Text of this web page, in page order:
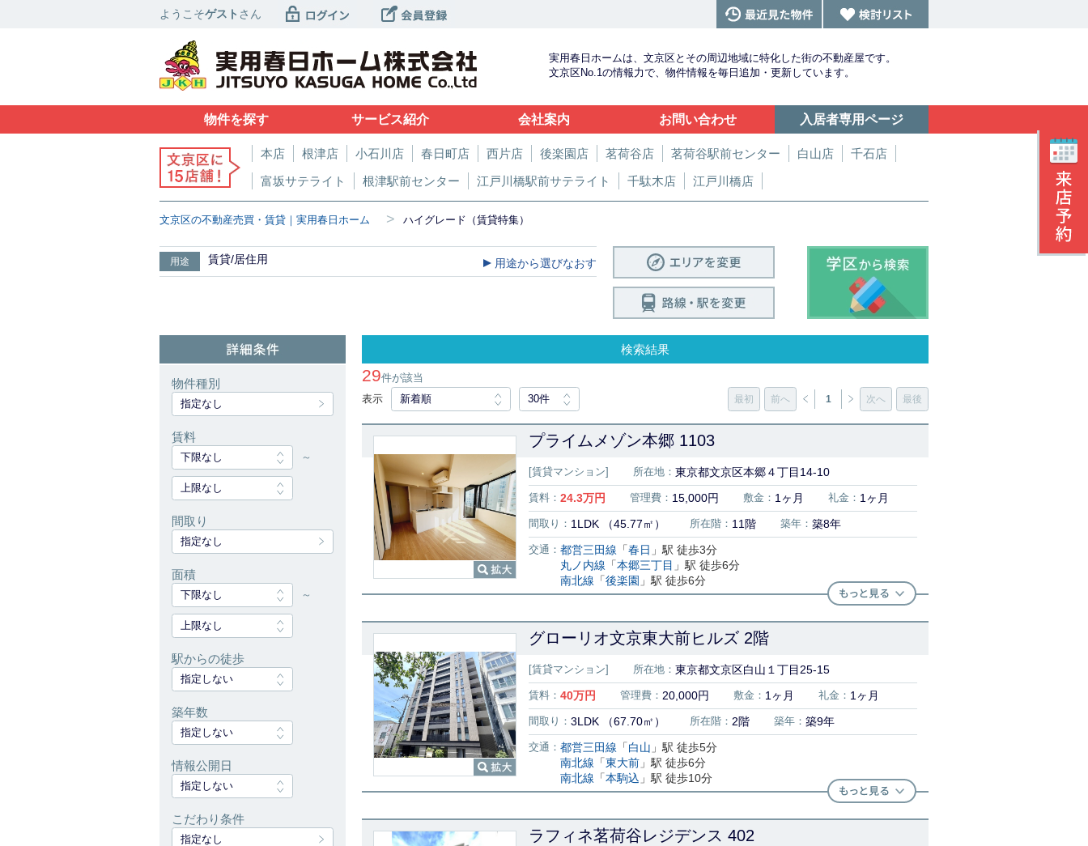
ようこそゲスト さん
実用春日ホームは、文京区とその周辺地域に特化した街の不動産屋です。
文京区No.1の情報力で、物件情報を毎日追加・更新しています。
物件を探す サービス紹介 会社案内 お問い合わせ 入居者専用ページ
本店 根津店 小石川店 春日町店 西片店 後楽園店 茗荷谷店 茗荷谷駅前センター 白山店
千石店
富坂サテライト
根津駅前センター 江戸川橋駅前サテライト 千駄木店 江戸川橋店
文京区の不動産売買・賃貸｜実用春日ホーム > ハイグレード（賃貸特集）
用途 賃貸/居住用 用途から選びなおす
検索結果
29件が該当
表示
新着順 30件 最初 前へ 1 次へ 最後
プライムメゾン本郷 1103
[賃貸マンション] 所在地： 東京都文京区本郷４丁目14-10
賃料： 24.3万円 管理費： 15,000円 敷金： 1ヶ月 礼金： 1ヶ月
間取り： 1LDK （45.77㎡） 所在階： 11階 築年： 築8年
交通： 都営三田線 「春日 」駅 徒歩3分
丸ノ内線 「本郷三丁目 」駅 徒歩6分
南北線 「後楽園 」駅 徒歩6分
グローリオ文京東大前ヒルズ 2階
[賃貸マンション] 所在地： 東京都文京区白山１丁目25-15
賃料： 40万円 管理費： 20,000円 敷金： 1ヶ月 礼金： 1ヶ月
間取り： 3LDK （67.70㎡） 所在階： 2階 築年： 築9年
交通： 都営三田線 「白山 」駅 徒歩5分
南北線 「東大前 」駅 徒歩6分
南北線 「本駒込 」駅 徒歩10分
ラフィネ茗荷谷レジデンス 402
物件種別
指定なし
賃料
下限なし ～
上限なし
間取り
指定なし
面積
下限なし ～
上限なし
駅からの徒歩
指定しない
築年数
指定しない
情報公開日
指定しない
こだわり条件
指定なし